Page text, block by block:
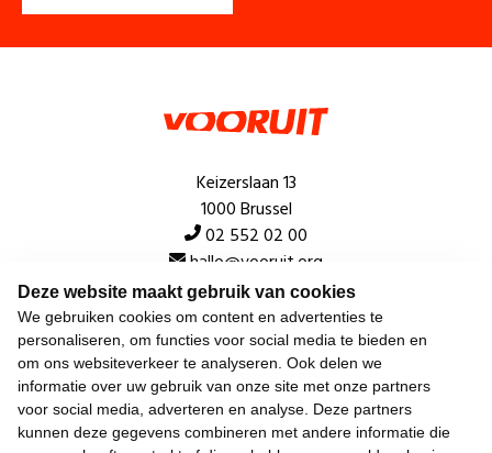
Deze website maakt gebruik van cookies
We gebruiken cookies om content en advertenties te
personaliseren, om functies voor social media te bieden en
om ons websiteverkeer te analyseren. Ook delen we
informatie over uw gebruik van onze site met onze partners
voor social media, adverteren en analyse. Deze partners
kunnen deze gegevens combineren met andere informatie die
Keizerslaan 13
1000 Brussel
02 552 02 00
hallo@vooruit.org
Snel
Over de beweging
Algemeen